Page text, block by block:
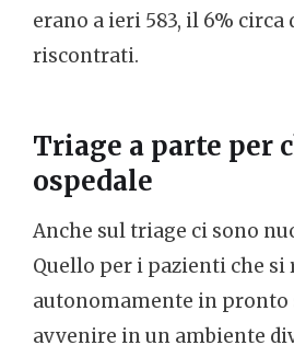
erano a ieri 583, il 6%
riscontrati.
Triage a parte per
ospedale
Anche sul triage ci sono
Quello per i pazienti che si
autonomamente in pronto
avvenire in un ambiente